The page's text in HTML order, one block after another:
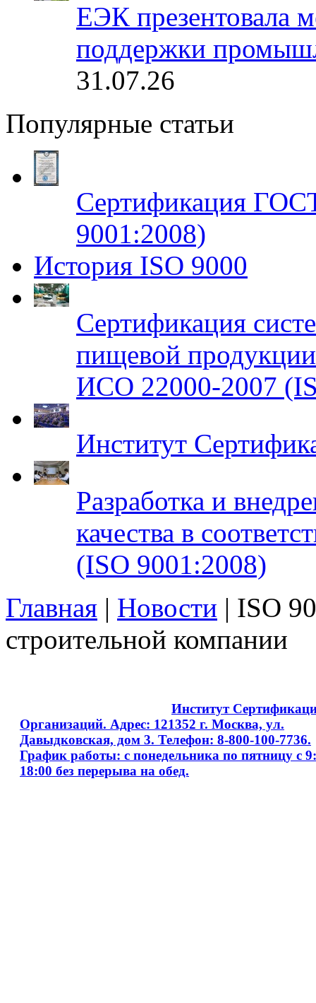
ЕЭК презентовала
поддержки
31.07.26
Популярные статьи
Сертификация
9001:2008)
История ISO 9000
Сертификация
пищевой
ИСО 22000-2007
Институт
Разработка и
качества в
(ISO 9001:2008)
Главная | Новости | ISO
строительной компании
Институт
Организаций. Адрес: 121352 г. Москва, ул.
Давыдковская, дом 3. Телефон: 8-800-100-7736.
График работы: с понедельника по пятницу с
18:00 без перерыва на обед.